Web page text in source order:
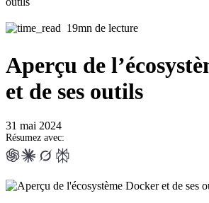
19mn de lecture
Aperçu de
et de ses outils
31 mai 2024
Résumez avec: